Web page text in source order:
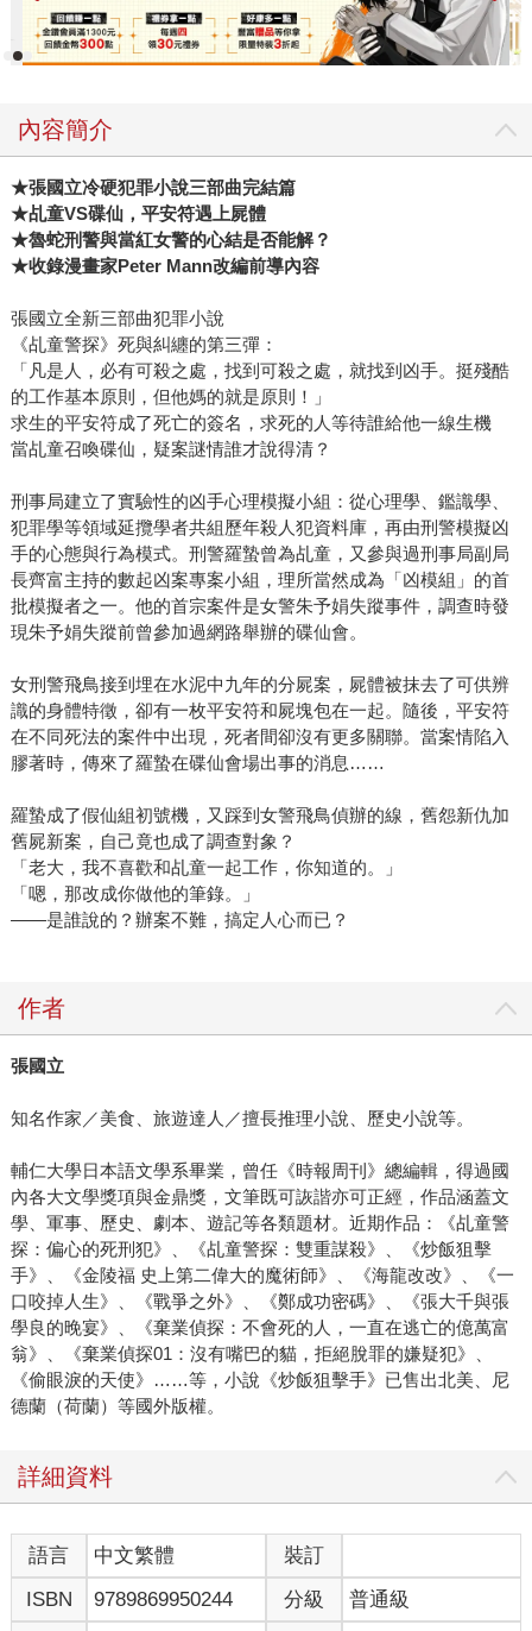
內容簡介
★張國立冷硬犯罪小說三部曲完結篇
★乩童VS碟仙，平安符遇上屍體
★魯蛇刑警與當紅女警的心結是否能解？
★收錄漫畫家Peter Mann改編前導內容
張國立全新三部曲犯罪小說
《乩童警探》死與糾纏的第三彈：
「凡是人，必有可殺之處，找到可殺之處，就找到凶手。挺殘酷
的工作基本原則，但他媽的就是原則！」
求生的平安符成了死亡的簽名，求死的人等待誰給他一線生機
當乩童召喚碟仙，疑案謎情誰才說得清？
刑事局建立了實驗性的凶手心理模擬小組：從心理學、鑑識學、
犯罪學等領域延攬學者共組歷年殺人犯資料庫，再由刑警模擬凶
手的心態與行為模式。刑警羅蟄曾為乩童，又參與過刑事局副局
長齊富主持的數起凶案專案小組，理所當然成為「凶模組」的首
批模擬者之一。他的首宗案件是女警朱予娟失蹤事件，調查時發
現朱予娟失蹤前曾參加過網路舉辦的碟仙會。
女刑警飛鳥接到埋在水泥中九年的分屍案，屍體被抹去了可供辨
識的身體特徵，卻有一枚平安符和屍塊包在一起。隨後，平安符
在不同死法的案件中出現，死者間卻沒有更多關聯。當案情陷入
膠著時，傳來了羅蟄在碟仙會場出事的消息……
羅蟄成了假仙組初號機，又踩到女警飛鳥偵辦的線，舊怨新仇加
舊屍新案，自己竟也成了調查對象？
「老大，我不喜歡和乩童一起工作，你知道的。」
「嗯，那改成你做他的筆錄。」
——是誰說的？辦案不難，搞定人心而已？
作者
張國立
知名作家／美食、旅遊達人／擅長推理小說、歷史小說等。
輔仁大學日本語文學系畢業，曾任《時報周刊》總編輯，得過國
內各大文學獎項與金鼎獎，文筆既可詼諧亦可正經，作品涵蓋文
學、軍事、歷史、劇本、遊記等各類題材。近期作品：《乩童警
探：偏心的死刑犯》、《乩童警探：雙重謀殺》、《炒飯狙擊
手》、《金陵福 史上第二偉大的魔術師》、《海龍改改》、《一
口咬掉人生》、《戰爭之外》、《鄭成功密碼》、《張大千與張
學良的晚宴》、《棄業偵探：不會死的人，一直在逃亡的億萬富
翁》、《棄業偵探01：沒有嘴巴的貓，拒絕脫罪的嫌疑犯》、
《偷眼淚的天使》……等，小說《炒飯狙擊手》已售出北美、尼
德蘭（荷蘭）等國外版權。
詳細資料
語言 中文繁體
裝訂
ISBN
9789869950244 分級 普通級